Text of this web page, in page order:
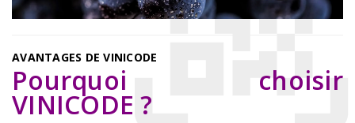
AVANTAGES DE VINICODE
Pourquoi choisir
VINICODE ?